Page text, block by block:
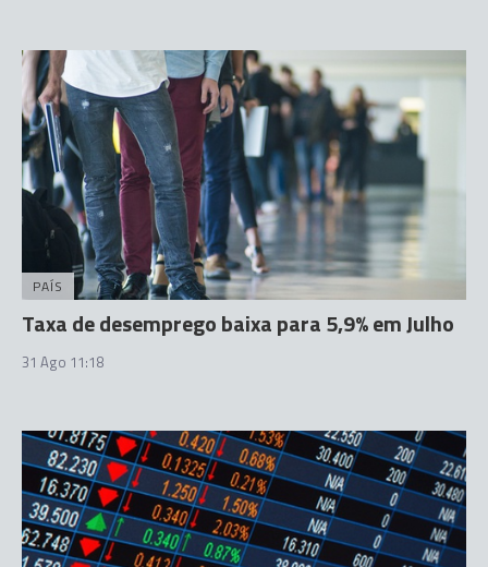
PAÍS
Taxa de desemprego baixa para 5,9% em Julho
31 Ago 11:18